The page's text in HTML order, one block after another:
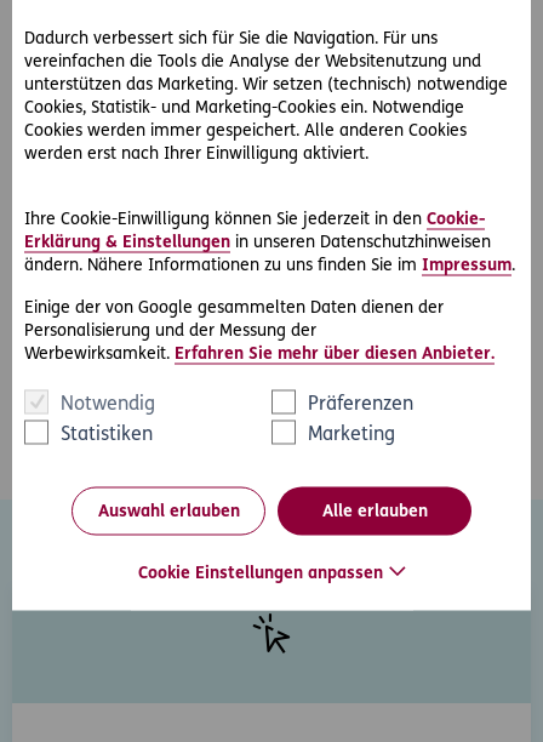
Dadurch verbessert sich für Sie die Navigation. Für uns
vereinfachen die Tools die Analyse der Websitenutzung und
unterstützen das Marketing. Wir setzen (technisch) notwendige
Cookies, Statistik- und Marketing-Cookies ein. Notwendige
Cookies werden immer gespeichert. Alle anderen Cookies
werden erst nach Ihrer Einwilligung aktiviert.
Ihre Cookie-Einwilligung können Sie jederzeit in den Cookie-
Erklärung & Einstellungen in unseren Datenschutzhinweisen
ändern. Nähere Informationen zu uns finden Sie im Impressum.
Einige der von Google gesammelten Daten dienen der
Personalisierung und der Messung der
Werbewirksamkeit. Erfahren Sie mehr über diesen Anbieter.
Notwendig
Präferenzen
Statistiken
Marketing
Auswahl erlauben Alle erlauben
Cookie Einstellungen anpassen
2024-04-17
ERGO Österreich veranstaltete die ersten Digital
Transformation Days in Wien
ERGO Österreich ließ vom 10. bis 11. April 2024 bei den 1.
Digital Transformation Days seine Mitarbeiter/-innen tief in